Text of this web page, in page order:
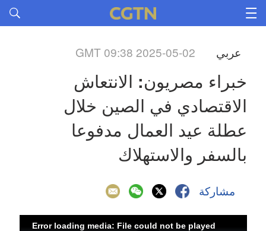
عربي GMT 09:38 2025-05-02
بالسفر والاستهلاك
مشاركة
Error loading media: File could not be played